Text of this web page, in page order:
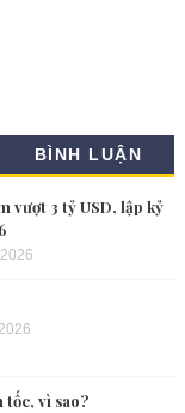
BÌNH LUẬN
vượt 3 tỷ USD, lập kỷ
tốc, vì sao?